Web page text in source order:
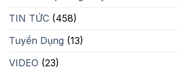
TIN TỨC (458)
Tuyển Dụng (13)
VIDEO (23)